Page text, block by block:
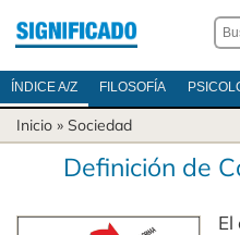
ÍNDICE A/Z FILOSOFÍA
Inicio » Sociedad
Definición de
El